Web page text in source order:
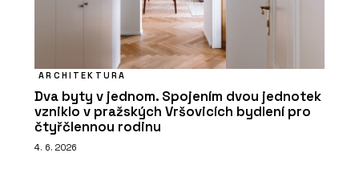
ARCHITEKTURA
Dva byty v jednom. Spojením dvou jednotek
vzniklo v pražských Vršovicích bydlení pro
čtyřčlennou rodinu
4. 6. 2026